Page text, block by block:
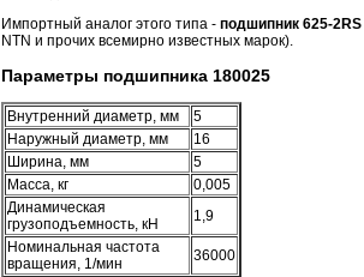
Импортный аналог этого типа - подшипник 625-2RS
NTN и прочих всемирно известных марок).
Параметры подшипника 180025
Внутренний диаметр, мм
5
Наружный диаметр, мм
16
Ширина, мм
5
Масса, кг
0,005
Динамическая
грузоподъемность, кН
1,9
Номинальная частота
вращения, 1/мин
36000